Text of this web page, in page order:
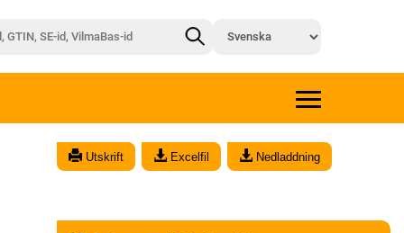
Utskrift Excelfil Nedladdning